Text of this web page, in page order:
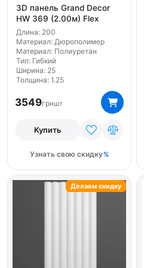
3D панель Grand Decor
HW 369 (2.00м) Flex
Длина: 200
Материал: Дюрополимер
Материал: Полиуретан
Тип: Гибкий
Ширина: 25
Толщина: 1.25
3549грншт
Купить
Узнать свою скидку
Делаем скидку